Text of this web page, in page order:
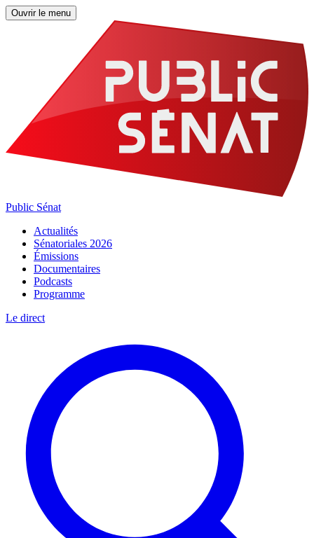
Ouvrir le menu
Public Sénat
Actualités
Sénatoriales 2026
Émissions
Documentaires
Podcasts
Programme
Le direct